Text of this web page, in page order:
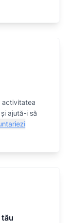
activitatea
și ajută-i să